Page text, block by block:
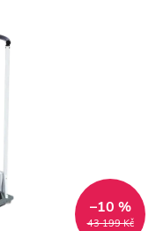
43 199 Kč
–10 %